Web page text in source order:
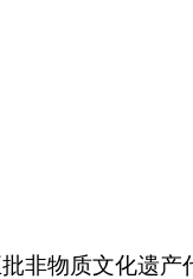
非物质文化遗产